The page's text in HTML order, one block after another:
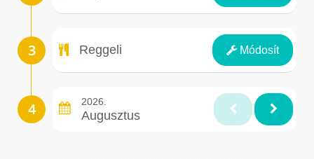
Reggeli Módosít
Ellátás
2026.
Augusztus